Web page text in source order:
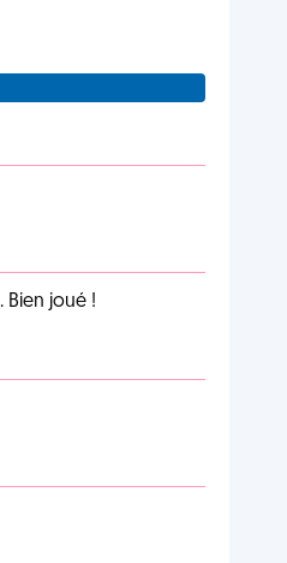
Bien joué !